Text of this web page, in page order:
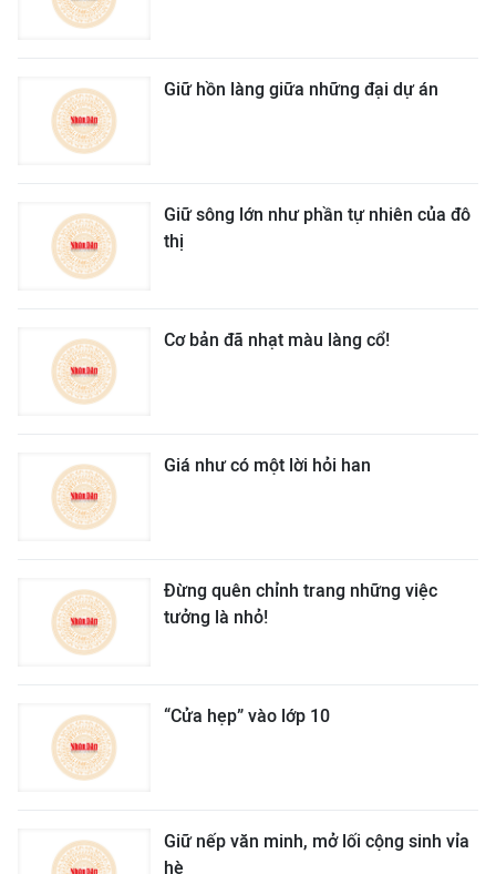
Giữ hồn làng giữa những đại dự án
Giữ sông lớn như phần tự nhiên của đô
thị
Cơ bản đã nhạt màu làng cổ!
Giá như có một lời hỏi han
Đừng quên chỉnh trang những việc
tưởng là nhỏ!
“Cửa hẹp” vào lớp 10
Giữ nếp văn minh, mở lối cộng sinh vỉa
hè